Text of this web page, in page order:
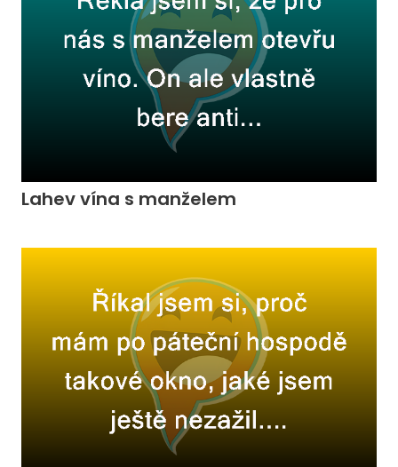
Lahev vína s manželem